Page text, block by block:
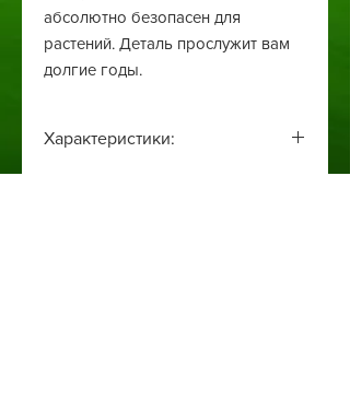
абсолютно безопасен для
растений. Деталь прослужит вам
долгие годы.
Характеристики: